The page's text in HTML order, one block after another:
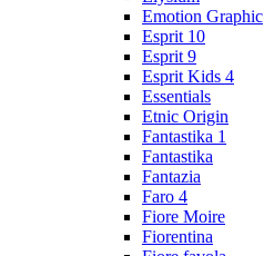
Emotion Graphic
Esprit 10
Esprit 9
Esprit Kids 4
Essentials
Etnic Origin
Fantastika 1
Fantastika
Fantazia
Faro 4
Fiore Moire
Fiorentina